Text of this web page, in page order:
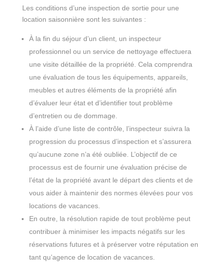
Les conditions d’une inspection de sortie pour une
location saisonnière sont les suivantes :
À la fin du séjour d’un client, un inspecteur
professionnel ou un service de nettoyage effectuera
une visite détaillée de la propriété. Cela comprendra
une évaluation de tous les équipements, appareils,
meubles et autres éléments de la propriété afin
d’évaluer leur état et d’identifier tout problème
d’entretien ou de dommage.
À l’aide d’une liste de contrôle, l’inspecteur suivra la
progression du processus d’inspection et s’assurera
qu’aucune zone n’a été oubliée. L’objectif de ce
processus est de fournir une évaluation précise de
l’état de la propriété avant le départ des clients et de
vous aider à maintenir des normes élevées pour vos
locations de vacances.
En outre, la résolution rapide de tout problème peut
contribuer à minimiser les impacts négatifs sur les
réservations futures et à préserver votre réputation en
tant qu’agence de location de vacances.